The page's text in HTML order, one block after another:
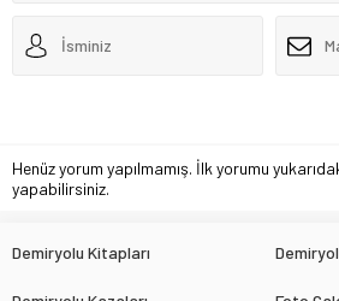
Henüz yorum yapılmamış. İlk yorumu
yapabilirsiniz.
Demiryolu Kitapları